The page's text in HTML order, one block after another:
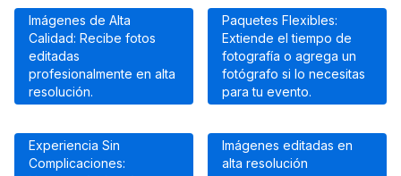
Imágenes de Alta
Calidad: Recibe fotos
editadas
profesionalmente en alta
resolución.
Paquetes Flexibles:
Extiende el tiempo de
fotografía o agrega un
fotógrafo si lo necesitas
para tu evento.
Experiencia Sin
Complicaciones:
Imágenes editadas en
alta resolución